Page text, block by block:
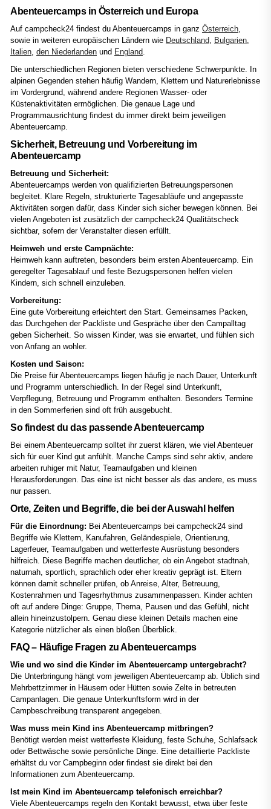
Abenteuercamps in Österreich und Europa
Auf campcheck24 findest du Abenteuercamps in ganz Österreich
sowie in weiteren europäischen Ländern wie Deutschland Bulgarien
Italien den Niederlanden und England
Die unterschiedlichen Regionen bieten verschiedene Schwerpunkte. In
alpinen Gegenden stehen häufig Wandern, Klettern und Naturerlebnisse
im Vordergrund, während andere Regionen Wasser- oder
Küstenaktivitäten ermöglichen. Die genaue Lage und
Programmausrichtung findest du immer direkt beim jeweiligen
Abenteuercamp.
Sicherheit, Betreuung und Vorbereitung im
Abenteuercamp
Betreuung und Sicherheit:
Abenteuercamps werden von qualifizierten Betreuungspersonen
begleitet. Klare Regeln, strukturierte Tagesabläufe und angepasste
Aktivitäten sorgen dafür, dass Kinder sich sicher bewegen können. Bei
vielen Angeboten ist zusätzlich der campcheck24 Qualitätscheck
sichtbar, sofern der Veranstalter diesen erfüllt.
Heimweh und erste Campnächte:
Heimweh kann auftreten, besonders beim ersten Abenteuercamp. Ein
geregelter Tagesablauf und feste Bezugspersonen helfen vielen
Kindern, sich schnell einzuleben.
Vorbereitung:
Eine gute Vorbereitung erleichtert den Start. Gemeinsames Packen,
das Durchgehen der Packliste und Gespräche über den Campalltag
geben Sicherheit. So wissen Kinder, was sie erwartet, und fühlen sich
von Anfang an wohler.
Kosten und Saison:
Die Preise für Abenteuercamps liegen häufig je nach Dauer, Unterkunft
und Programm unterschiedlich. In der Regel sind Unterkunft,
Verpflegung, Betreuung und Programm enthalten. Besonders Termine
in den Sommerferien sind oft früh ausgebucht.
So findest du das passende Abenteuercamp
Bei einem Abenteuercamp solltet ihr zuerst klären, wie viel Abenteuer
sich für euer Kind gut anfühlt. Manche Camps sind sehr aktiv, andere
arbeiten ruhiger mit Natur, Teamaufgaben und kleinen
Herausforderungen. Das eine ist nicht besser als das andere, es muss
nur passen.
Orte, Zeiten und Begriffe, die bei der Auswahl helfen
Für die Einordnung: Bei Abenteuercamps bei campcheck24 sind
Begriffe wie Klettern, Kanufahren, Geländespiele, Orientierung,
Lagerfeuer, Teamaufgaben und wetterfeste Ausrüstung besonders
hilfreich. Diese Begriffe machen deutlicher, ob ein Angebot stadtnah,
naturnah, sportlich, sprachlich oder eher kreativ geprägt ist. Eltern
können damit schneller prüfen, ob Anreise, Alter, Betreuung,
Kostenrahmen und Tagesrhythmus zusammenpassen. Kinder achten
oft auf andere Dinge: Gruppe, Thema, Pausen und das Gefühl, nicht
allein hineinzustolpern. Genau diese kleinen Details machen eine
Kategorie nützlicher als einen bloßen Überblick.
FAQ – Häufige Fragen zu Abenteuercamps
Wie und wo sind die Kinder im Abenteuercamp untergebracht?
Die Unterbringung hängt vom jeweiligen Abenteuercamp ab. Üblich sind
Mehrbettzimmer in Häusern oder Hütten sowie Zelte in betreuten
Campanlagen. Die genaue Unterkunftsform wird in der
Campbeschreibung transparent angegeben.
Was muss mein Kind ins Abenteuercamp mitbringen?
Benötigt werden meist wetterfeste Kleidung, feste Schuhe, Schlafsack
oder Bettwäsche sowie persönliche Dinge. Eine detaillierte Packliste
erhältst du vor Campbeginn oder findest sie direkt bei den
Informationen zum Abenteuercamp.
Ist mein Kind im Abenteuercamp telefonisch erreichbar?
Viele Abenteuercamps regeln den Kontakt bewusst, etwa über feste